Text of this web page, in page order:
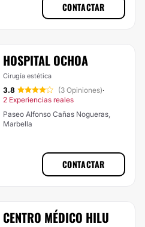
CONTACTAR
HOSPITAL OCHOA
Cirugía estética
3.8 (3 Opiniones)·
2 Experiencias reales
Paseo Alfonso Cañas Nogueras,
Marbella
CONTACTAR
CENTRO MÉDICO HILU